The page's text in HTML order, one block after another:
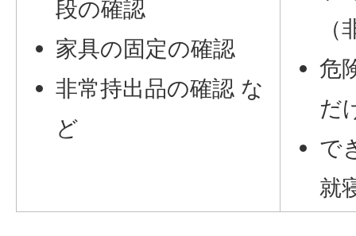
段の確認
家具の固定の確認
非常持出品の確認 な
ど
危
だ
で
就